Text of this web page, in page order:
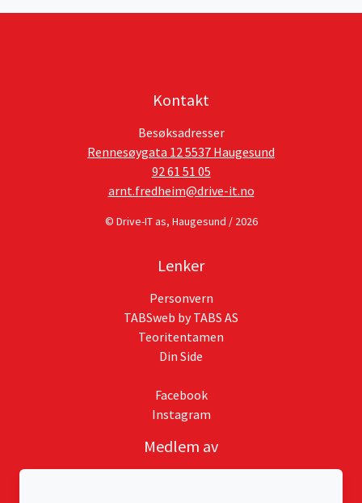
Kontakt
Besøksadresser
Rennesøygata 12 5537 Haugesund
92 61 51 05
arnt.fredheim@drive-it.no
© Drive-IT as, Haugesund / 2026
Lenker
Personvern
TABSweb by TABS AS
Teoritentamen
Din Side
Facebook
Instagram
Medlem av